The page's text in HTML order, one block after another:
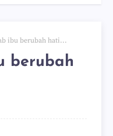
ibu berubah hati...
berubah